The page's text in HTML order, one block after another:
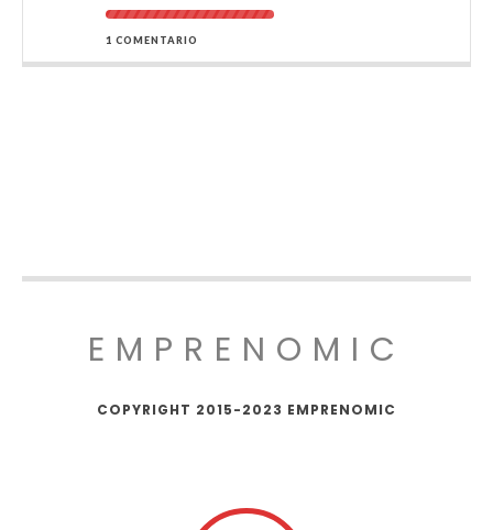
1 COMENTARIO
EMPRENOMIC
COPYRIGHT 2015-2023 EMPRENOMIC